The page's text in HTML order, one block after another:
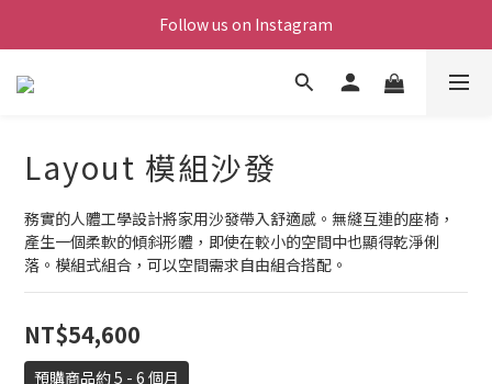
Follow us on Instagram
Layout 模組沙發
務實的人體工學設計將家用沙發帶入舒適感。無縫互連的座椅，
產生一個柔軟的傾斜形體，即使在較小的空間中也顯得乾淨俐
落。模組式組合，可以空間需求自由組合搭配。
NT$54,600
預購商品約 5 - 6 個月